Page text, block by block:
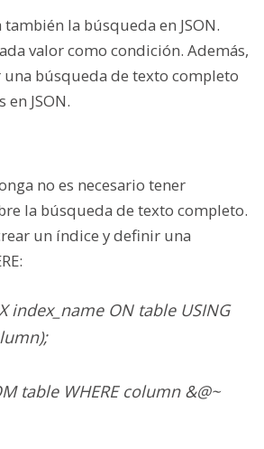
la búsqueda en JSON.
valor como condición. Además,
una búsqueda de texto completo
JSON.
no es necesario tener
la búsqueda de texto completo.
un índice y definir una
index_name ON table USING
table WHERE column &@~